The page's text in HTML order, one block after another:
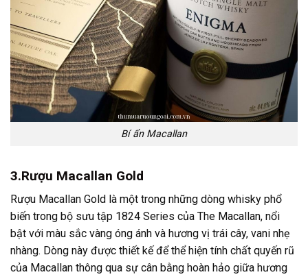
Bí ẩn Macallan
3.Rượu Macallan Gold
Rượu Macallan Gold là một trong những dòng whisky phổ
biến trong bộ sưu tập 1824 Series của The Macallan, nổi
bật với màu sắc vàng óng ánh và hương vị trái cây, vani nhẹ
nhàng. Dòng này được thiết kế để thể hiện tính chất quyến rũ
của Macallan thông qua sự cân bằng hoàn hảo giữa hương